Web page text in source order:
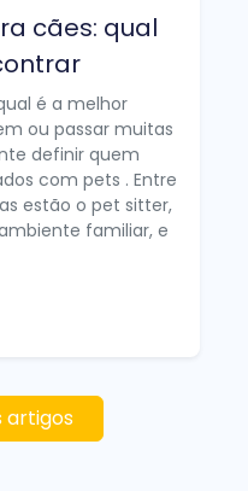
cães: qual
é a melhor
ou passar muitas
definir quem
com pets . Entre
estão o pet sitter,
familiar, e
artigos